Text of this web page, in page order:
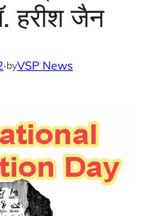
हरीश जैन
·byVSP News